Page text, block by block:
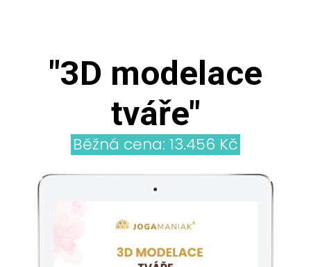
"3D modelace
tváře"
Běžná cena: 13.456 Kč